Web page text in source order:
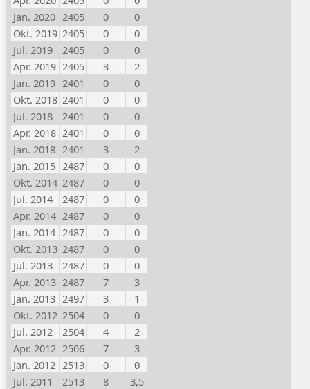
Jan. 2020 2405 0
0
Okt. 2019 2405 0
0
Jul. 2019
2405 0
0
Apr. 2019 2405 3
2
Jan. 2019 2401 0
0
Okt. 2018 2401 0
0
Jul. 2018
2401 0
0
Apr. 2018 2401 0
0
Jan. 2018 2401 3
2
Jan. 2015 2487 0
0
Okt. 2014 2487 0
0
Jul. 2014
2487 0
0
Apr. 2014 2487 0
0
Jan. 2014 2487 0
0
Okt. 2013 2487 0
0
Jul. 2013
2487 0
0
Apr. 2013 2487 7
3
Jan. 2013 2497 3
1
Okt. 2012 2504 0
0
Jul. 2012
2504 4
2
Apr. 2012 2506 7
3
Jan. 2012 2513 0
0
Jul. 2011
2513 8
3,5